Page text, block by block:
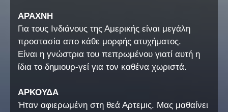
ΑΡΑΧΝΗ
Για τους Ινδιάνους της Αμερικής είναι μεγάλη
προστασία απο κάθε μορφής ατυχήματος.
Είναι η γνώστρια του πεπρωμένου γιατί αυτή η
ίδια το δημιουρ-γεί για τον καθένα χωριστά.
ΑΡΚΟΥΔΑ
Ήταν αφιερωμένη στη θεά Αρτεμις. Μας μαθαίνει